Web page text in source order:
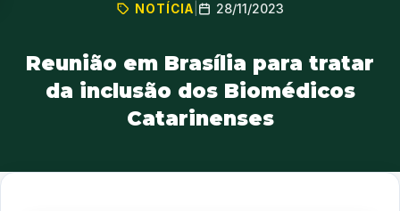
NOTÍCIA 28/11/2023
Reunião em Brasília para tratar
da inclusão dos Biomédicos
Catarinenses